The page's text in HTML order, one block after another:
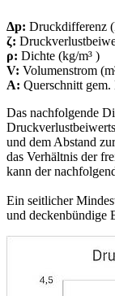
Δp: Druckdifferenz
ζ:
ρ: Dichte (kg/m³ )
V: Volumenstrom
A: Querschnitt gem.
Das nachfolgende
und dem Abstand
das Verhältnis der
kann der
Ein seitlicher
und deckenbündige